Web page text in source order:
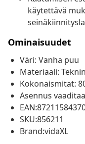
käytettävä
Ominaisuudet
Väri: Vanha puu
Materiaali:
Kokonaismitat:
Asennus
SKU:856211
Brand:vidaXL